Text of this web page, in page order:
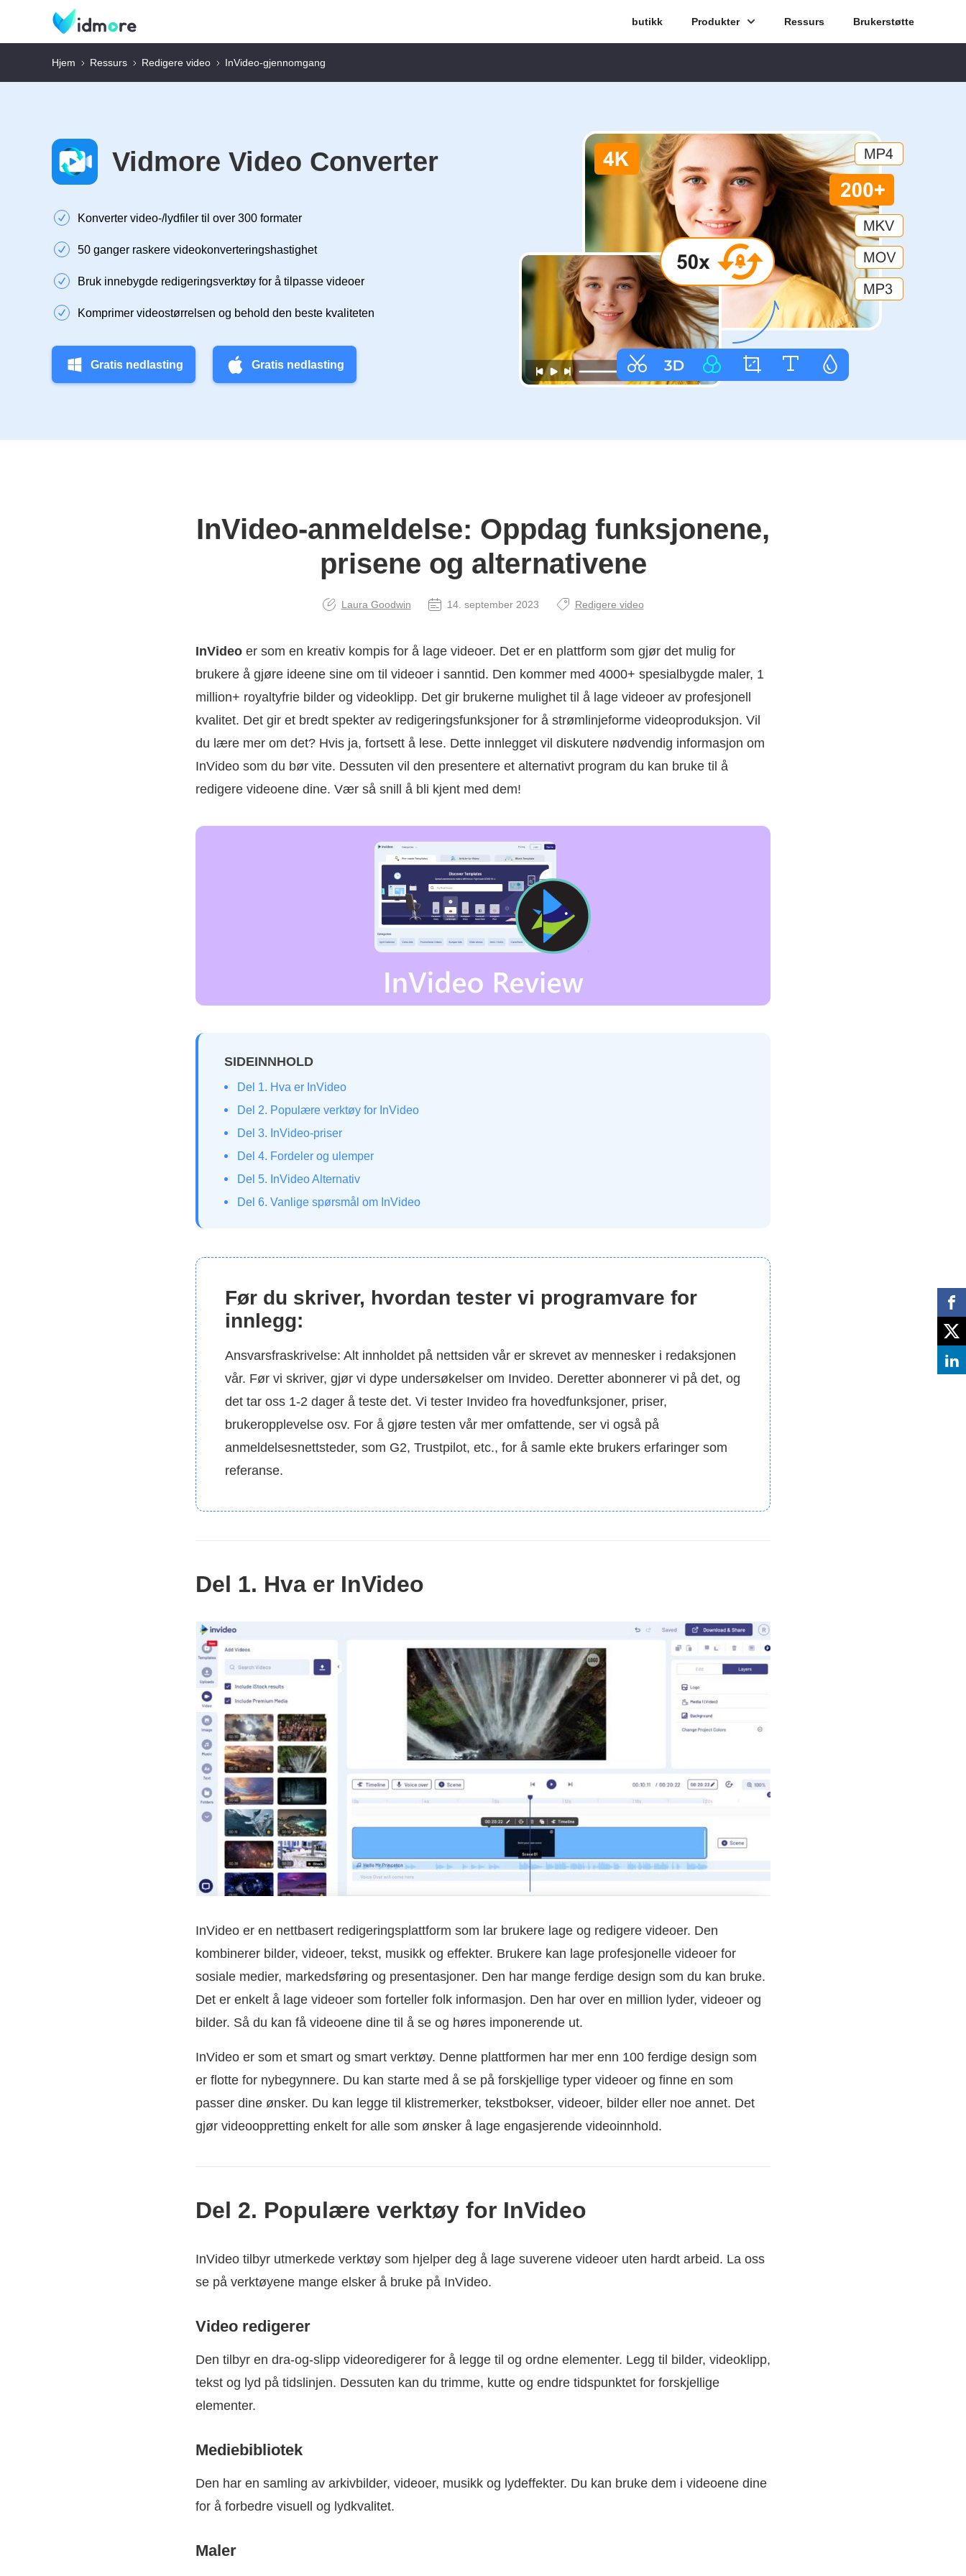
butikk Produkter Ressurs Brukerstøtte
Hjem Ressurs Redigere video InVideo-gjennomgang
Vidmore Video Converter
Konverter video-/lydfiler til over 300 formater
50 ganger raskere videokonverteringshastighet
Bruk innebygde redigeringsverktøy for å tilpasse videoer
Komprimer videostørrelsen og behold den beste kvaliteten
Gratis nedlasting Gratis nedlasting
InVideo-anmeldelse: Oppdag funksjonene,
prisene og alternativene
Laura Goodwin 14. september 2023 Redigere video
InVideo er som en kreativ kompis for å lage videoer. Det er en plattform som gjør det mulig for
brukere å gjøre ideene sine om til videoer i sanntid. Den kommer med 4000+ spesialbygde maler, 1
million+ royaltyfrie bilder og videoklipp. Det gir brukerne mulighet til å lage videoer av profesjonell
kvalitet. Det gir et bredt spekter av redigeringsfunksjoner for å strømlinjeforme videoproduksjon. Vil
du lære mer om det? Hvis ja, fortsett å lese. Dette innlegget vil diskutere nødvendig informasjon om
InVideo som du bør vite. Dessuten vil den presentere et alternativt program du kan bruke til å
redigere videoene dine. Vær så snill å bli kjent med dem!
SIDEINNHOLD
Del 1. Hva er InVideo
Del 2. Populære verktøy for InVideo
Del 3. InVideo-priser
Del 4. Fordeler og ulemper
Del 5. InVideo Alternativ
Del 6. Vanlige spørsmål om InVideo
Før du skriver, hvordan tester vi programvare for
innlegg:
Ansvarsfraskrivelse: Alt innholdet på nettsiden vår er skrevet av mennesker i redaksjonen
vår. Før vi skriver, gjør vi dype undersøkelser om Invideo. Deretter abonnerer vi på det, og
det tar oss 1-2 dager å teste det. Vi tester Invideo fra hovedfunksjoner, priser,
brukeropplevelse osv. For å gjøre testen vår mer omfattende, ser vi også på
anmeldelsesnettsteder, som G2, Trustpilot, etc., for å samle ekte brukers erfaringer som
referanse.
Del 1. Hva er InVideo
InVideo er en nettbasert redigeringsplattform som lar brukere lage og redigere videoer. Den
kombinerer bilder, videoer, tekst, musikk og effekter. Brukere kan lage profesjonelle videoer for
sosiale medier, markedsføring og presentasjoner. Den har mange ferdige design som du kan bruke.
Det er enkelt å lage videoer som forteller folk informasjon. Den har over en million lyder, videoer og
bilder. Så du kan få videoene dine til å se og høres imponerende ut.
InVideo er som et smart og smart verktøy. Denne plattformen har mer enn 100 ferdige design som
er flotte for nybegynnere. Du kan starte med å se på forskjellige typer videoer og finne en som
passer dine ønsker. Du kan legge til klistremerker, tekstbokser, videoer, bilder eller noe annet. Det
gjør videooppretting enkelt for alle som ønsker å lage engasjerende videoinnhold.
Del 2. Populære verktøy for InVideo
InVideo tilbyr utmerkede verktøy som hjelper deg å lage suverene videoer uten hardt arbeid. La oss
se på verktøyene mange elsker å bruke på InVideo.
Video redigerer
Den tilbyr en dra-og-slipp videoredigerer for å legge til og ordne elementer. Legg til bilder, videoklipp,
tekst og lyd på tidslinjen. Dessuten kan du trimme, kutte og endre tidspunktet for forskjellige
elementer.
Mediebibliotek
Den har en samling av arkivbilder, videoer, musikk og lydeffekter. Du kan bruke dem i videoene dine
for å forbedre visuell og lydkvalitet.
Maler